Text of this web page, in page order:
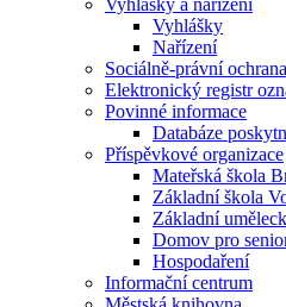
Vyhlášky a nařízení
Vyhlášky
Nařízení
Sociálně-právní
Elektronický registr
Povinné informace
Databáze
Příspěvkové organizace
Mateřská škola
Základní škola
Základní
Domov pro
Hospodaření
Informační centrum